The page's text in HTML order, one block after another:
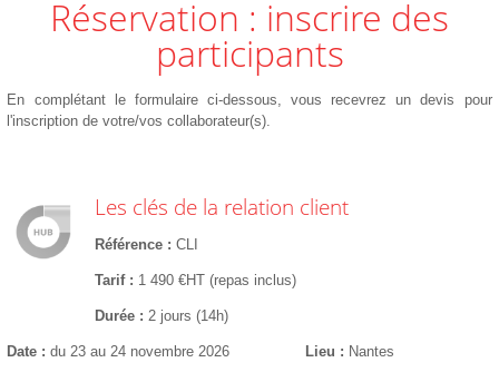
Réservation : inscrire des
participants
En complétant le formulaire ci-dessous, vous recevrez un devis pour
l'inscription de votre/vos collaborateur(s).
Les clés de la relation client
Référence CLI
Tarif 1 490 €HT (repas inclus)
Durée 2 jours (14h)
Date du 23 au 24 novembre 2026 Lieu Nantes